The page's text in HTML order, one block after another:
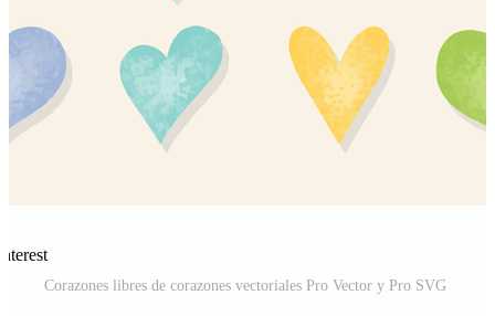
Corazones libres de corazones vectoriales Pro Vector y Pro SVG